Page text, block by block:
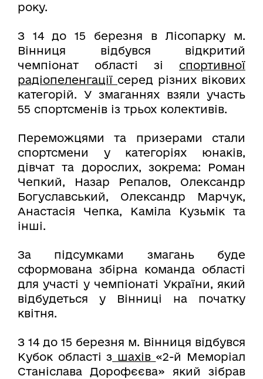
року.
З 14 до 15 березня в Лісопарку м.
Вінниця відбувся відкритий
чемпіонат області зі спортивної
радіопеленгації серед різних вікових
категорій. У змаганнях взяли участь
55 спортсменів із трьох колективів.
Переможцями та призерами стали
спортсмени у категоріях юнаків,
дівчат та дорослих, зокрема: Роман
Чепкий, Назар Репалов, Олександр
Богуславський, Олександр Марчук,
Анастасія Чепка, Каміла Кузьмік та
інші.
За підсумками змагань буде
сформована збірна команда області
для участі у чемпіонаті України, який
відбудеться у Вінниці на початку
квітня.
З 14 до 15 березня м. Вінниця відбувся
Кубок області з шахів «2-й Меморіал
Станіслава Дорофєєва» який зібрав